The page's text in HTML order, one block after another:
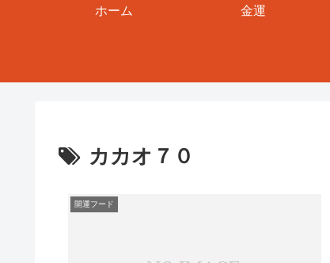
ホーム 金運
カカオ７０
開運フード